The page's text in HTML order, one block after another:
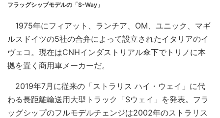
フラッグシップモデルの「S-Way」
1975年にフィアット、ランチア、OM、ユニック、マギ
ルスドイツの5社の合弁によって設立されたイタリアのイ
ヴェコ。現在はCNHインダストリアル傘下でトリノに本
拠を置く商用車メーカーだ。
2019年7月に従来の「ストラリス ハイ・ウェイ」に代
わる長距離輸送用大型トラック「Sウェイ」を発表。フラ
ッグシップのフルモデルチェンジは2002年のストラリス